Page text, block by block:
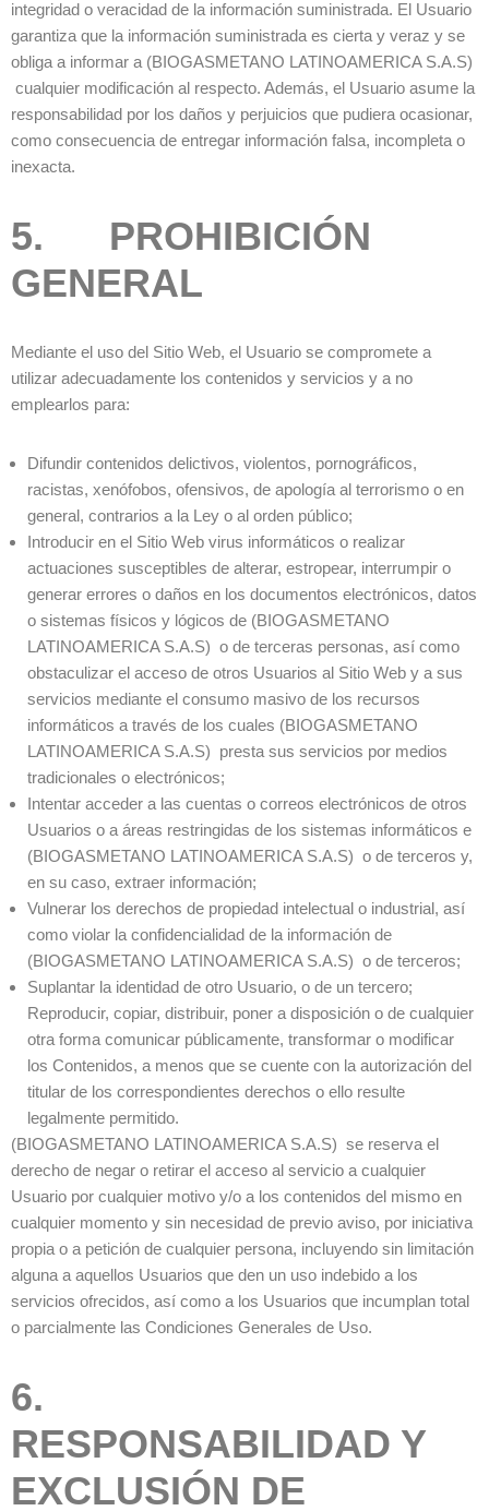
integridad o veracidad de la información suministrada. El Usuario
garantiza que la información suministrada es cierta y veraz y se
obliga a informar a (BIOGASMETANO LATINOAMERICA S.A.S)
cualquier modificación al respecto. Además, el Usuario asume la
responsabilidad por los daños y perjuicios que pudiera ocasionar,
como consecuencia de entregar información falsa, incompleta o
inexacta.
5. PROHIBICIÓN
GENERAL
Mediante el uso del Sitio Web, el Usuario se compromete a
utilizar adecuadamente los contenidos y servicios y a no
emplearlos para:
Difundir contenidos delictivos, violentos, pornográficos,
racistas, xenófobos, ofensivos, de apología al terrorismo o en
general, contrarios a la Ley o al orden público;
Introducir en el Sitio Web virus informáticos o realizar
actuaciones susceptibles de alterar, estropear, interrumpir o
generar errores o daños en los documentos electrónicos, datos
o sistemas físicos y lógicos de (BIOGASMETANO
LATINOAMERICA S.A.S) o de terceras personas, así como
obstaculizar el acceso de otros Usuarios al Sitio Web y a sus
servicios mediante el consumo masivo de los recursos
informáticos a través de los cuales (BIOGASMETANO
LATINOAMERICA S.A.S) presta sus servicios por medios
tradicionales o electrónicos;
Intentar acceder a las cuentas o correos electrónicos de otros
Usuarios o a áreas restringidas de los sistemas informáticos e
(BIOGASMETANO LATINOAMERICA S.A.S) o de terceros y,
en su caso, extraer información;
Vulnerar los derechos de propiedad intelectual o industrial, así
como violar la confidencialidad de la información de
(BIOGASMETANO LATINOAMERICA S.A.S) o de terceros;
Suplantar la identidad de otro Usuario, o de un tercero;
Reproducir, copiar, distribuir, poner a disposición o de cualquier
otra forma comunicar públicamente, transformar o modificar
los Contenidos, a menos que se cuente con la autorización del
titular de los correspondientes derechos o ello resulte
legalmente permitido.
(BIOGASMETANO LATINOAMERICA S.A.S) se reserva el
derecho de negar o retirar el acceso al servicio a cualquier
Usuario por cualquier motivo y/o a los contenidos del mismo en
cualquier momento y sin necesidad de previo aviso, por iniciativa
propia o a petición de cualquier persona, incluyendo sin limitación
alguna a aquellos Usuarios que den un uso indebido a los
servicios ofrecidos, así como a los Usuarios que incumplan total
o parcialmente las Condiciones Generales de Uso.
6.
RESPONSABILIDAD Y
EXCLUSIÓN DE